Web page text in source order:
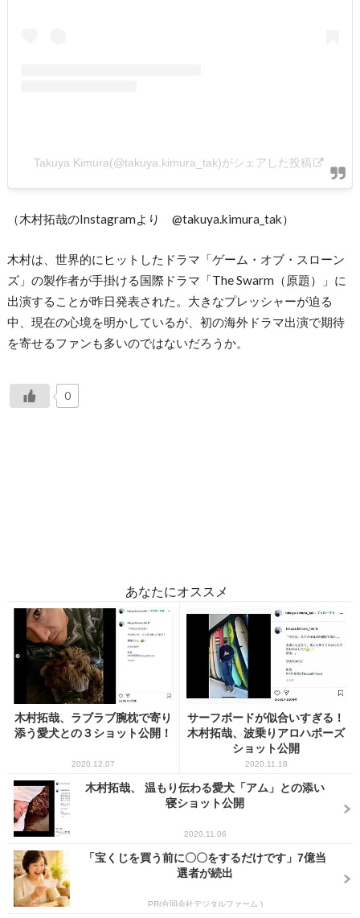
Takuya Kimura(@takuya.kimura_tak)がシェアした投稿
（木村拓哉のInstagramより @takuya.kimura_tak）
木村は、世界的にヒットしたドラマ「ゲーム・オブ・スローン
ズ」の製作者が手掛ける国際ドラマ「The Swarm（原題）」に
出演することが昨日発表された。大きなプレッシャーが迫る
中、現在の心境を明かしているが、初の海外ドラマ出演で期待
を寄せるファンも多いのではないだろうか。
0
あなたにオススメ
木村拓哉、ラブラブ腕枕で寄り
添う愛犬との３ショット公開！
2020.12.07
サーフボードが似合いすぎる！
木村拓哉、波乗りアロハポーズ
ショット公開
2020.11.18
木村拓哉、 温もり伝わる愛犬「アム」との添い
寝ショット公開
2020.11.06
「宝くじを買う前に〇〇をするだけです」7億当
選者が続出
PR(合同会社デジタルファーム )